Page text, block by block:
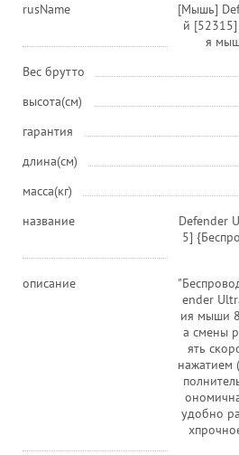
rusName
[Мышь]
й [52315]
я
Вес брутто
высота(см)
гарантия
длина(см)
масса(кг)
название
Defender
5]
описание
ender
ия мыши
а смены
ять
удобно